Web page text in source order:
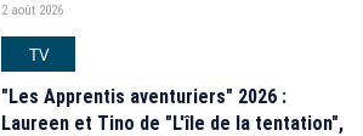
2 août 2026
TV
"Les Apprentis aventuriers" 2026 :
Laureen et Tino de "L'île de la tentation",